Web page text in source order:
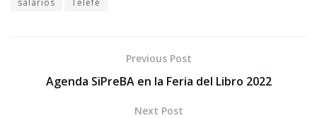
salarios
Telefé
Previous Post
Agenda SiPreBA en la Feria del Libro 2022
Next Post